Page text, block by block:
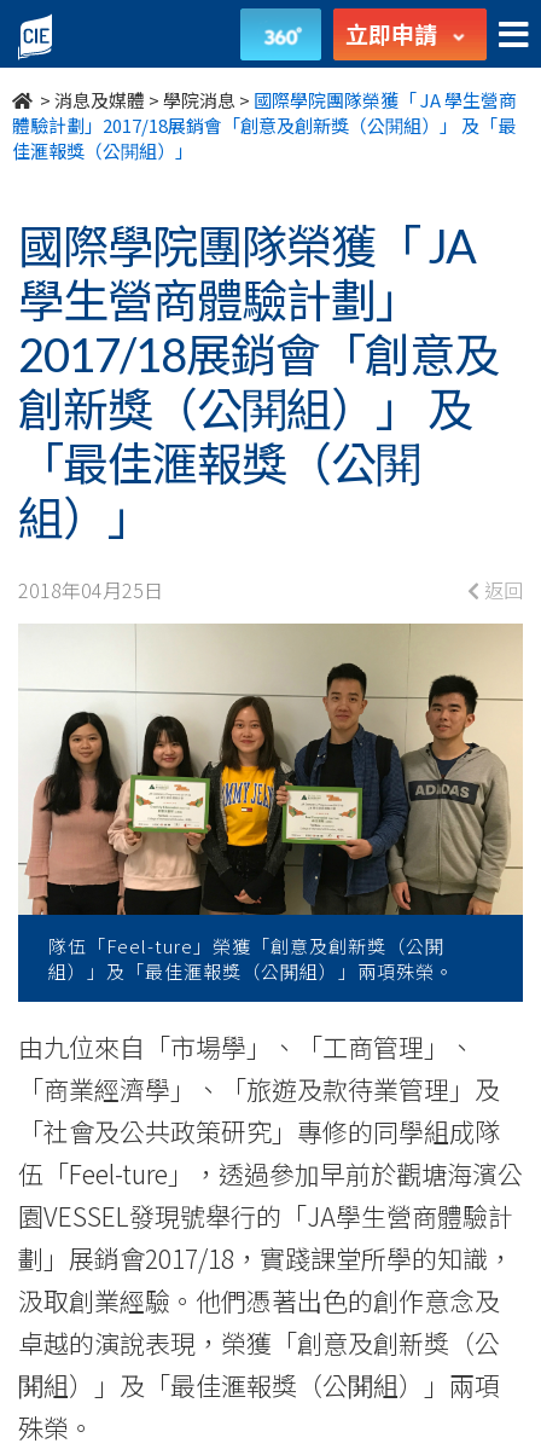
國
際
學
團
隊
榮
獲
「
JA
學
生
商
驗
計
劃」
2017/18
展
銷
會
「創
意
及
創
新
獎
立即申請
>消息及媒體 >學院消息 > 國際學院團隊榮獲「 JA 學生營商
體驗計劃」2017/18展銷會「創意及創新獎（公䦕組）」 及「最
佳滙報獎（公䦕組）」
國際學院團隊榮獲「 JA
學生營商體驗計劃」
2017/18展銷會「創意及
創新獎（公䦕組）」 及
「最佳滙報獎（公䦕
組）」
2018年04月25日 返回
隊伍「Feel-ture」榮獲「創意及創新獎（公䦕
組）」及「最佳滙報獎（公䦕組）」兩項殊榮。
由九位來自「市場學」、「工商管理」、
「商業經濟學」、「旅遊及款待業管理」及
「社會及公共政策研究」專修的同學組成隊
伍「Feel-ture」，透過參加早前於觀塘海濱公
園VESSEL發現號舉行的「JA學生營商體驗計
劃」展銷會2017/18，實踐課堂所學的知識，
汲取創業經驗。他們憑著出色的創作意念及
卓越的演說表現，榮獲「創意及創新獎（公
䦕組）」及「最佳滙報獎（公䦕組）」兩項
殊榮。